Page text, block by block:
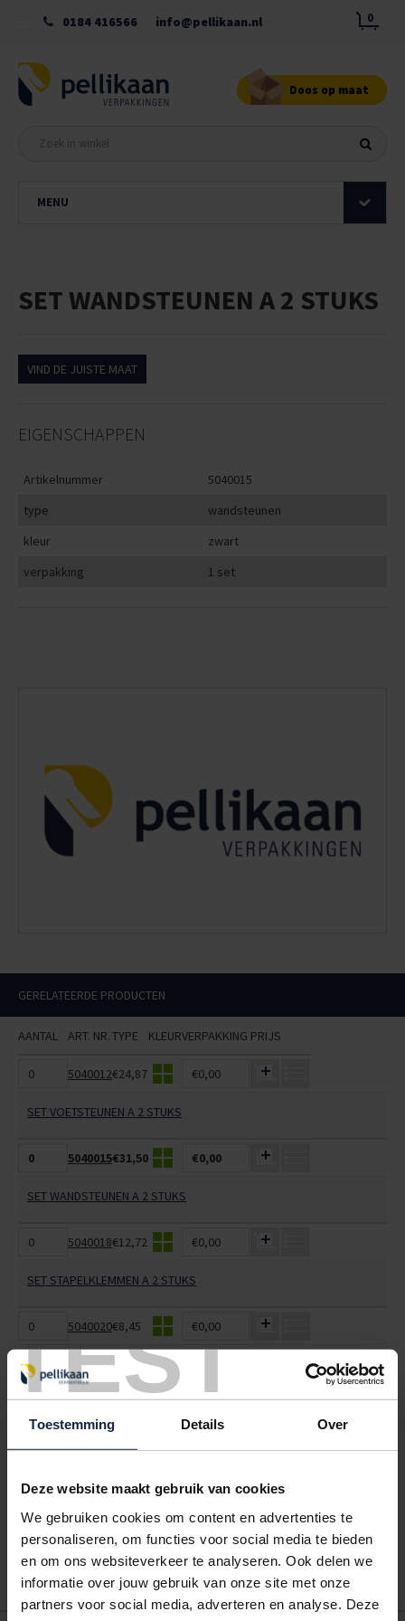
TEST
Toestemming Details Over
Deze website maakt gebruik van cookies
We gebruiken cookies om content en advertenties te
personaliseren, om functies voor social media te bieden
en om ons websiteverkeer te analyseren. Ook delen we
informatie over jouw gebruik van onze site met onze
partners voor social media, adverteren en analyse. Deze
0184 416566 info@pellikaan.nl 0
Doos op maat
MENU
SET WANDSTEUNEN A 2 STUKS
VIND DE JUISTE MAAT
EIGENSCHAPPEN
Artikelnummer
5040015
type
wandsteunen
kleur
zwart
verpakking
1 set
GERELATEERDE PRODUCTEN
AANTAL ART. NR.TYPE KLEURVERPAKKING PRIJS
5040012€24,87 €0,00
SET VOETSTEUNEN A 2 STUKS
5040015€31,50 €0,00
SET WANDSTEUNEN A 2 STUKS
5040018€12,72 €0,00
SET STAPELKLEMMEN A 2 STUKS
5040020€8,45 €0,00
SET ONDERBOUWKLEMMEN A 2 STUKS
Wanneer u bent ingelogd, kunt u een eigen bestellijst maken.
Gebruik bestel- en offertelijsten om eenvoudig en snel producten
te bestellen. Uw bestel- en offertelijsten kunt u terugvinden in uw
account. Dat pakt altijd goed uit voor uw administratie!